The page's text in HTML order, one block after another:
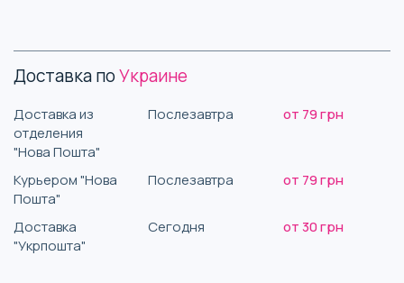
Доставка поУкраине
Доставка из
отделения
"Нова Пошта"
Послезавтра от 79 грн
Курьером "Нова
Пошта"
Послезавтра от 79 грн
Доставка
"Укрпошта"
Сегодня от 30 грн